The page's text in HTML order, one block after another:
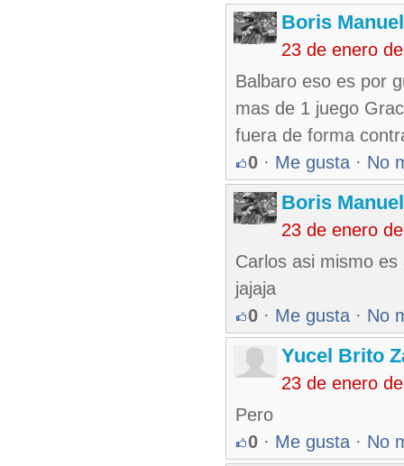
Boris
23 de enero
Balbaro eso es por
mas de 1 juego
fuera de forma
0 · Me gusta · No
Boris
23 de enero
Carlos asi mismo
jajaja
0 · Me gusta · No
Yucel Brito
23 de enero
Pero
0 · Me gusta · No